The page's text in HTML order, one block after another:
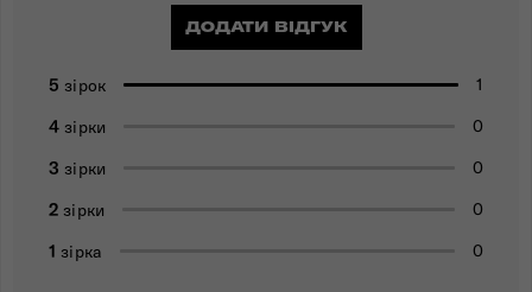
ДОДАТИ ВІДГУК
5 зірок 1
4 зірки 0
3 зірки 0
2 зірки 0
1 зірка 0